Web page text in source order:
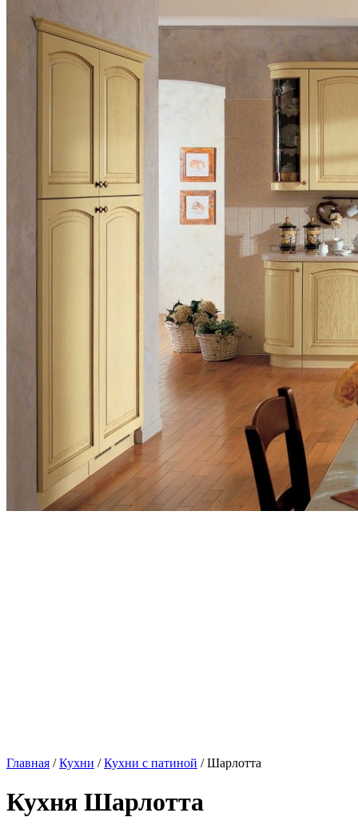
Главная /Кухни /Кухни с патиной / Шарлотта
Кухня Шарлотта